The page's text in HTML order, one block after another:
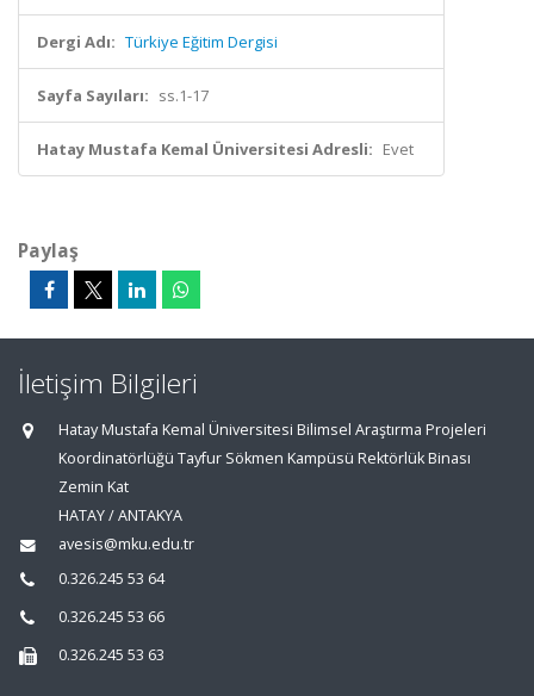
Dergi Adı: Türkiye Eğitim Dergisi
Sayfa Sayıları: ss.1-17
Hatay Mustafa Kemal Üniversitesi Adresli: Evet
Paylaş
İletişim Bilgileri
Hatay Mustafa Kemal Üniversitesi Bilimsel Araştırma Projeleri
Koordinatörlüğü Tayfur Sökmen Kampüsü Rektörlük Binası
Zemin Kat
HATAY / ANTAKYA
avesis@mku.edu.tr
0.326.245 53 64
0.326.245 53 66
0.326.245 53 63